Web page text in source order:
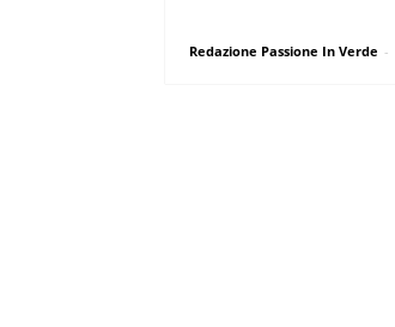
Redazione Passione In Verde -